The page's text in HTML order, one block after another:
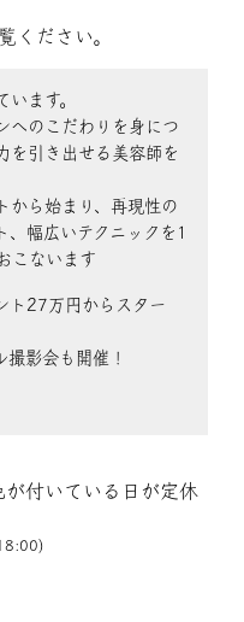
ください。
ます。
へのこだわりを身につ
を引き出せる美容師を
から始まり、再現性の
、幅広いテクニックを1
こないます
ト27万円からスター
影会も開催！
が付いている日が定休